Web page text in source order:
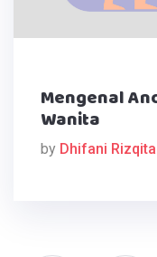
Mengenal
Wanita
by Dhifani